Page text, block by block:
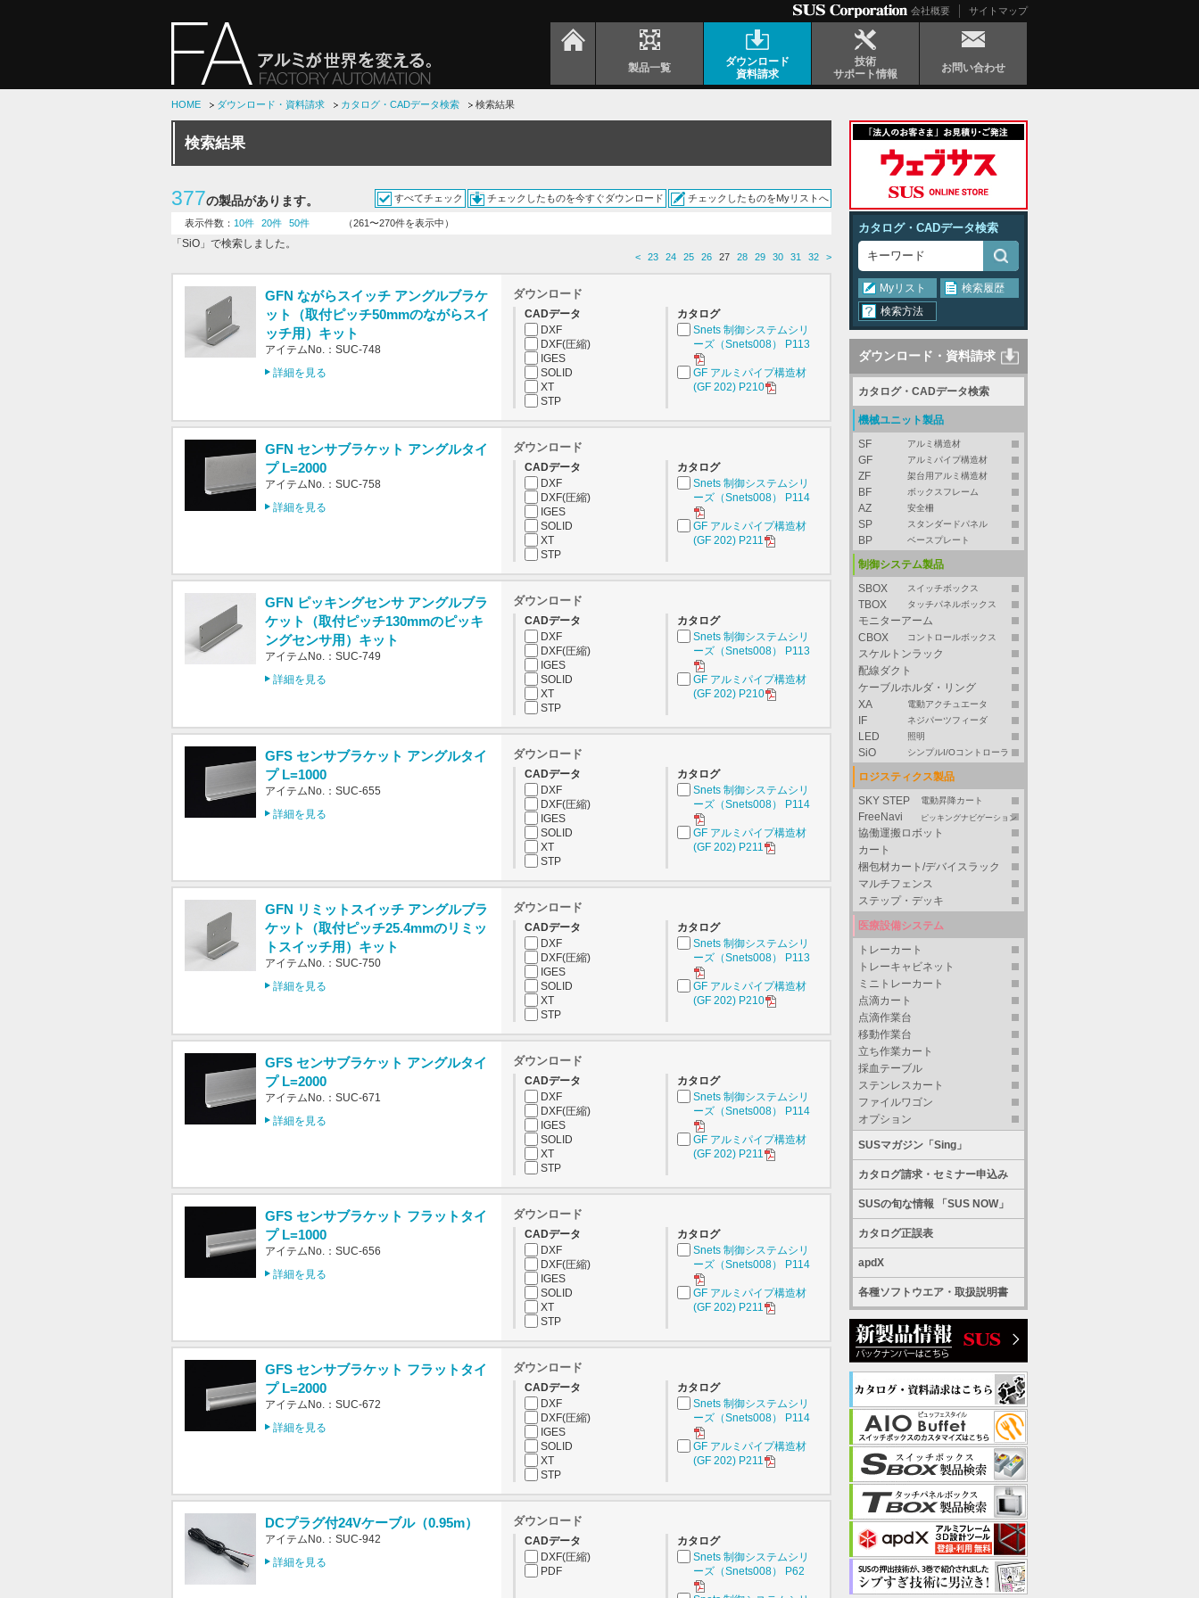
会社概要 サイトマップ
製品一覧
ダウンロード
資料請求
技術
サポート情報
お問い合わせ
HOME ダウンロード・資料請求 カタログ・CADデータ検索 検索結果
検索結果
377の製品があります。 すべてチェック チェックしたものを今すぐダウンロード チェックしたものをMyリストへ
表示件数： 10件 20件 50件 （261〜270件を表示中）
「SiO」で検索しました。
< 23 24 25 26 27 28 29 30 31 32 >
GFN ながらスイッチ アングルブラケ
ット（取付ピッチ50mmのながらスイ
ッチ用）キット
アイテムNo.：SUC-748
詳細を見る
ダウンロード
CADデータ
DXF
DXF(圧縮)
IGES
SOLID
XT
STP
カタログ
Snets 制御システムシリ
ーズ（Snets008） P113
GF アルミパイプ構造材
(GF 202) P210
GFN センサブラケット アングルタイ
プ L=2000
アイテムNo.：SUC-758
詳細を見る
ダウンロード
CADデータ
DXF
DXF(圧縮)
IGES
SOLID
XT
STP
カタログ
Snets 制御システムシリ
ーズ（Snets008） P114
GF アルミパイプ構造材
(GF 202) P211
GFN ピッキングセンサ アングルブラ
ケット（取付ピッチ130mmのピッキ
ングセンサ用）キット
アイテムNo.：SUC-749
詳細を見る
ダウンロード
CADデータ
DXF
DXF(圧縮)
IGES
SOLID
XT
STP
カタログ
Snets 制御システムシリ
ーズ（Snets008） P113
GF アルミパイプ構造材
(GF 202) P210
GFS センサブラケット アングルタイ
プ L=1000
アイテムNo.：SUC-655
詳細を見る
ダウンロード
CADデータ
DXF
DXF(圧縮)
IGES
SOLID
XT
STP
カタログ
Snets 制御システムシリ
ーズ（Snets008） P114
GF アルミパイプ構造材
(GF 202) P211
GFN リミットスイッチ アングルブラ
ケット（取付ピッチ25.4mmのリミッ
トスイッチ用）キット
アイテムNo.：SUC-750
詳細を見る
ダウンロード
CADデータ
DXF
DXF(圧縮)
IGES
SOLID
XT
STP
カタログ
Snets 制御システムシリ
ーズ（Snets008） P113
GF アルミパイプ構造材
(GF 202) P210
GFS センサブラケット アングルタイ
プ L=2000
アイテムNo.：SUC-671
詳細を見る
ダウンロード
CADデータ
DXF
DXF(圧縮)
IGES
SOLID
XT
STP
カタログ
Snets 制御システムシリ
ーズ（Snets008） P114
GF アルミパイプ構造材
(GF 202) P211
GFS センサブラケット フラットタイ
プ L=1000
アイテムNo.：SUC-656
詳細を見る
ダウンロード
CADデータ
DXF
DXF(圧縮)
IGES
SOLID
XT
STP
カタログ
Snets 制御システムシリ
ーズ（Snets008） P114
GF アルミパイプ構造材
(GF 202) P211
GFS センサブラケット フラットタイ
プ L=2000
アイテムNo.：SUC-672
詳細を見る
ダウンロード
CADデータ
DXF
DXF(圧縮)
IGES
SOLID
XT
STP
カタログ
Snets 制御システムシリ
ーズ（Snets008） P114
GF アルミパイプ構造材
(GF 202) P211
DCプラグ付24Vケーブル（0.95m）
アイテムNo.：SUC-942
詳細を見る
ダウンロード
CADデータ
DXF(圧縮)
PDF
カタログ
Snets 制御システムシリ
ーズ（Snets008） P62
カタログ・CADデータ検索
Myリスト
検索履歴
検索方法
ダウンロード・資料請求
カタログ・CADデータ検索
機械ユニット製品
SF
アルミ構造材
GF アルミパイプ構造材
ZF 架台用アルミ構造材
BF ボックスフレーム
AZ 安全柵
SP スタンダードパネル
BP ベースプレート
制御システム製品
SBOX
スイッチボックス
TBOX タッチパネルボックス
モニターアーム
CBOX
コントロールボックス
スケルトンラック
配線ダクト
ケーブルホルダ・リング
XA
電動アクチュエータ
IF ネジパーツフィーダ
LED 照明
SiO シンプルI/Oコントローラ
ロジスティクス製品
SKY STEP
電動昇降カート
FreeNavi ピッキングナビゲーション
協働運搬ロボット
カート
梱包材カート/デバイスラック
マルチフェンス
ステップ・デッキ
医療設備システム
トレーカート
トレーキャビネット
ミニトレーカート
点滴カート
点滴作業台
移動作業台
立ち作業カート
採血テーブル
ステンレスカート
ファイルワゴン
オプション
SUSマガジン「Sing」
カタログ請求・セミナー申込み
SUSの旬な情報 「SUS NOW」
カタログ正誤表
apdX
各種ソフトウエア・取扱説明書